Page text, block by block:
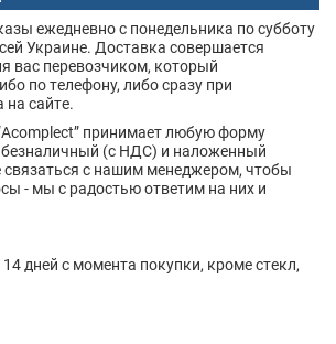
ежедневно с понедельника по субботу
Украине. Доставка совершается
вас перевозчиком, который
по телефону, либо сразу при
на сайте.
принимает любую форму
(с НДС) и наложенный
с нашим менеджером, чтобы
- мы с радостью ответим на них и
дней с момента покупки, кроме стекл,